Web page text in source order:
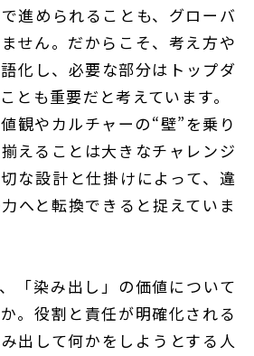
進められることも、グローバ
せん。だからこそ、考え方や
化し、必要な部分はトップダ
とも重要だと考えています。
観やカルチャーの“壁”を乗り
えることは大きなチャレンジ
な設計と仕掛けによって、違
へと転換できると捉えていま
「染み出し」の価値について
。役割と責任が明確化される
出して何かをしようとする人